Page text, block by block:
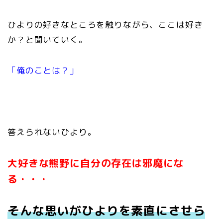
ひよりの好きなところを触りながら、ここは好き
か？と聞いていく。
「俺のことは？」
答えられないひより。
大好きな熊野に自分の存在は邪魔にな
る・・・
そんな思いがひよりを素直にさせら